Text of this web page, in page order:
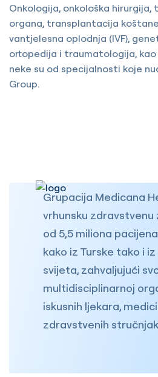
Onkologija, onkološka
organa, transplantacija
vantjelesna oplodnja (IVF),
ortopedija i traumatologija,
neke su od specijalnosti koje
Group.
Grupacija Medicana
vrhunsku
od 5,5 miliona
kako iz Turske tako i
svijeta, zahvaljujući
multidisciplinarnoj
iskusnih ljekara,
zdravstvenih